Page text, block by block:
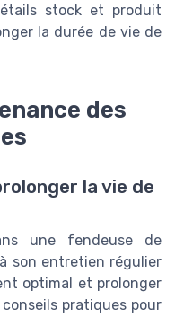
stock et produit
la durée de vie de
des
la vie de
une fendeuse de
son entretien régulier
optimal et prolonger
pratiques pour